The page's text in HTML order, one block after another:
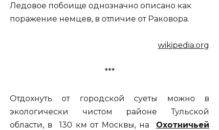
Ледовое побоище однозначно описано как
поражение немцев, в отличие от Раковора.
wikipedia.org
***
Отдохнуть от городской суеты можно в
экологически чистом районе Тульской
области, в 130 км от Москвы, на Охотничьей